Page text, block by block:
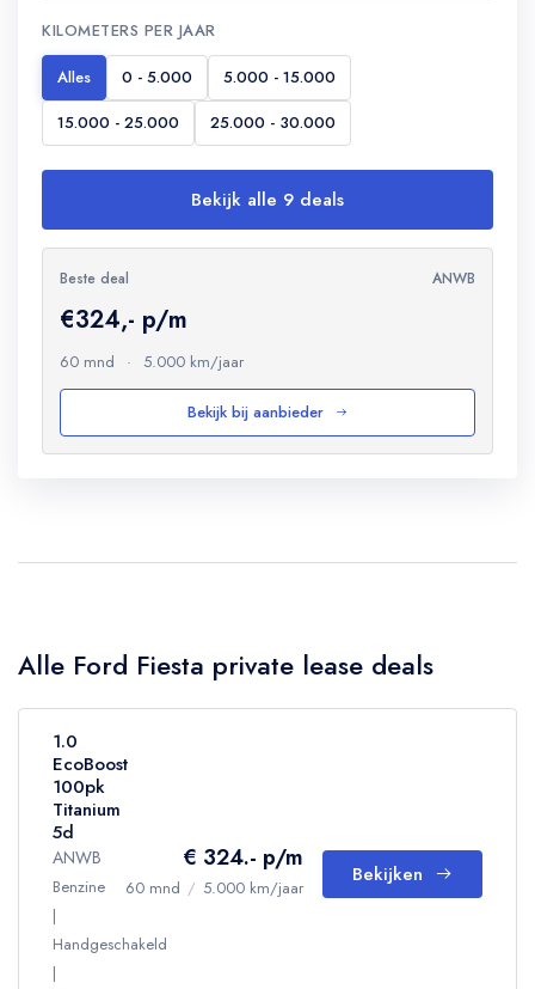
KILOMETERS PER JAAR
Alles 0 - 5.000
5.000 - 15.000
15.000 - 25.000
25.000 - 30.000
Bekijk alle 9 deals
Beste deal ANWB
€324,- p/m
60 mnd · 5.000 km/jaar
Bekijk bij aanbieder
Alle Ford Fiesta private lease deals
1.0
EcoBoost
100pk
Titanium
5d
ANWB
Benzine
Handgeschakeld
€ 324.- p/m
60 mnd / 5.000 km/jaar
Bekijken